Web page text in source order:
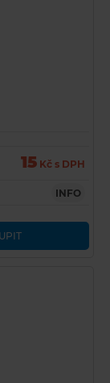
15 Kč s DPH
INFO